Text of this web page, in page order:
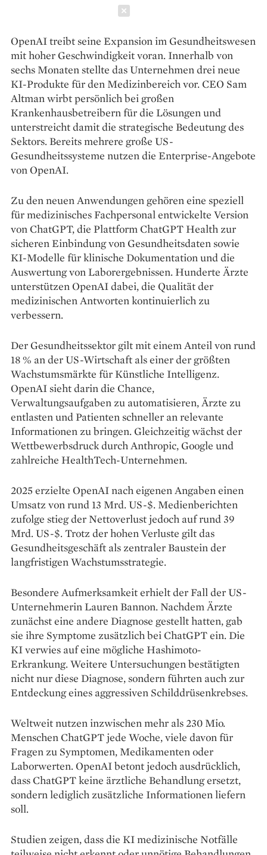
OpenAI treibt seine Expansion im Gesundheitswesen
mit hoher Geschwindigkeit voran. Innerhalb von
sechs Monaten stellte das Unternehmen drei neue
KI-Produkte für den Medizinbereich vor. CEO Sam
Altman wirbt persönlich bei großen
Krankenhausbetreibern für die Lösungen und
unterstreicht damit die strategische Bedeutung des
Sektors. Bereits mehrere große US-
Gesundheitssysteme nutzen die Enterprise-Angebote
von OpenAI.
Zu den neuen Anwendungen gehören eine speziell
für medizinisches Fachpersonal entwickelte Version
von ChatGPT, die Plattform ChatGPT Health zur
sicheren Einbindung von Gesundheitsdaten sowie
KI-Modelle für klinische Dokumentation und die
Auswertung von Laborergebnissen. Hunderte Ärzte
unterstützen OpenAI dabei, die Qualität der
medizinischen Antworten kontinuierlich zu
verbessern.
Der Gesundheitssektor gilt mit einem Anteil von rund
18 % an der US-Wirtschaft als einer der größten
Wachstumsmärkte für Künstliche Intelligenz.
OpenAI sieht darin die Chance,
Verwaltungsaufgaben zu automatisieren, Ärzte zu
entlasten und Patienten schneller an relevante
Informationen zu bringen. Gleichzeitig wächst der
Wettbewerbsdruck durch Anthropic, Google und
zahlreiche HealthTech-Unternehmen.
2025 erzielte OpenAI nach eigenen Angaben einen
Umsatz von rund 13 Mrd. US-$. Medienberichten
zufolge stieg der Nettoverlust jedoch auf rund 39
Mrd. US-$. Trotz der hohen Verluste gilt das
Gesundheitsgeschäft als zentraler Baustein der
langfristigen Wachstumsstrategie.
Besondere Aufmerksamkeit erhielt der Fall der US-
Unternehmerin Lauren Bannon. Nachdem Ärzte
zunächst eine andere Diagnose gestellt hatten, gab
sie ihre Symptome zusätzlich bei ChatGPT ein. Die
KI verwies auf eine mögliche Hashimoto-
Erkrankung. Weitere Untersuchungen bestätigten
nicht nur diese Diagnose, sondern führten auch zur
Entdeckung eines aggressiven Schilddrüsenkrebses.
Weltweit nutzen inzwischen mehr als 230 Mio.
Menschen ChatGPT jede Woche, viele davon für
Fragen zu Symptomen, Medikamenten oder
Laborwerten. OpenAI betont jedoch ausdrücklich,
dass ChatGPT keine ärztliche Behandlung ersetzt,
sondern lediglich zusätzliche Informationen liefern
soll.
Studien zeigen, dass die KI medizinische Notfälle